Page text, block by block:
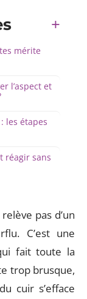
mérite
l’aspect et
les étapes
réagir sans
pas d’un
C’est une
fait toute la
trop brusque,
cuir s’efface